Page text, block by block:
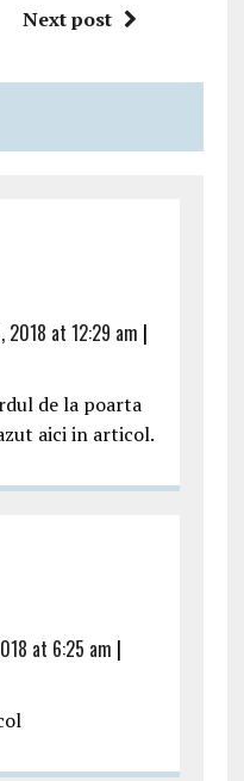
Next post
2018 at 12:29 am |
de la poarta
aici in articol.
at 6:25 am |